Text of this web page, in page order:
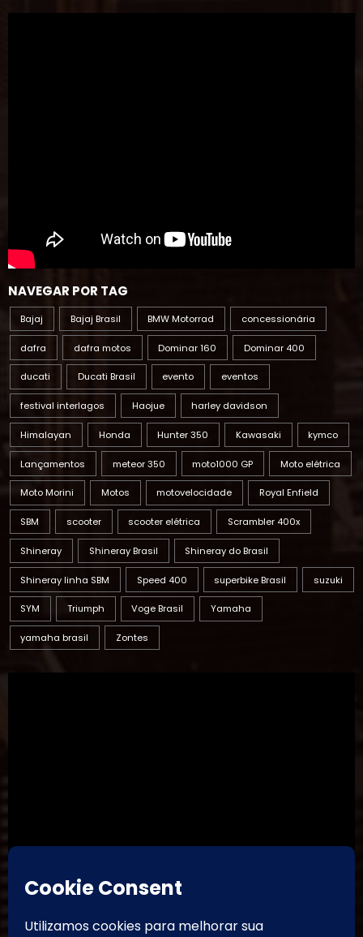
NAVEGAR POR TAG
Bajaj Bajaj Brasil BMW Motorrad concessionária
dafra dafra motos Dominar 160 Dominar 400
ducati Ducati Brasil evento eventos
festival interlagos Haojue harley davidson
Himalayan Honda Hunter 350 Kawasaki kymco
Lançamentos meteor 350 moto1000 GP Moto elétrica
Moto Morini Motos motovelocidade Royal Enfield
SBM scooter scooter elétrica Scrambler 400x
Shineray Shineray Brasil Shineray do Brasil
Shineray linha SBM Speed 400 superbike Brasil suzuki
SYM Triumph Voge Brasil Yamaha
yamaha brasil Zontes